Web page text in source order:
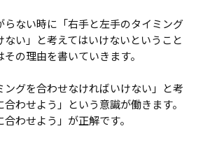
らない時に「右手と左手のタイミング
い」と考えてはいけないということ
の理由を書いていきます。
ングを合わせなければいけない」と考
わせよう」という意識が働きます。
わせよう」が正解です。